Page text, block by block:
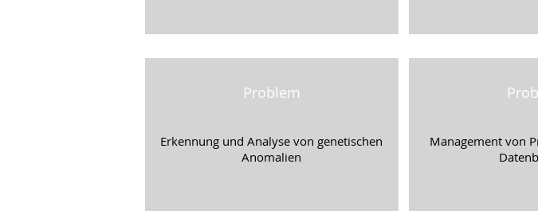
Problem
Erkennung und Analyse von genetischen
Anomalien
Management von